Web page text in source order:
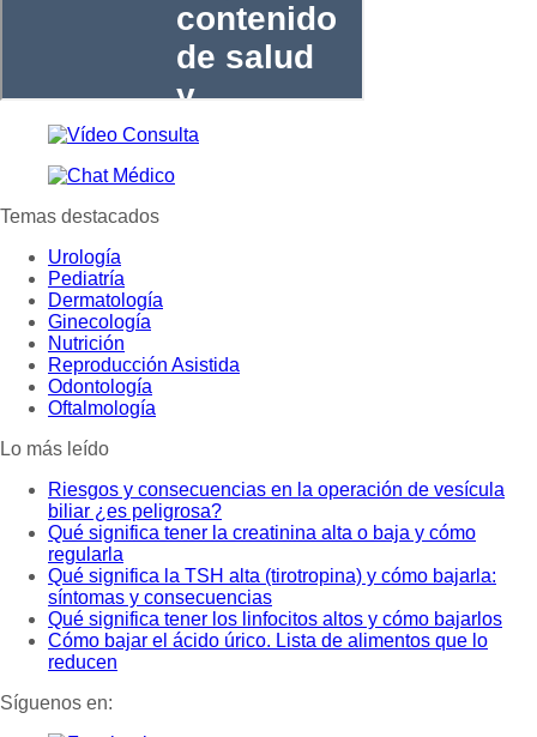
Temas destacados
Urología
Pediatría
Dermatología
Ginecología
Nutrición
Reproducción Asistida
Odontología
Oftalmología
Lo más leído
Riesgos y consecuencias en la operación de vesícula
biliar ¿es peligrosa?
Qué significa tener la creatinina alta o baja y cómo
regularla
Qué significa la TSH alta (tirotropina) y cómo bajarla:
síntomas y consecuencias
Qué significa tener los linfocitos altos y cómo bajarlos
Cómo bajar el ácido úrico. Lista de alimentos que lo
reducen
Síguenos en: